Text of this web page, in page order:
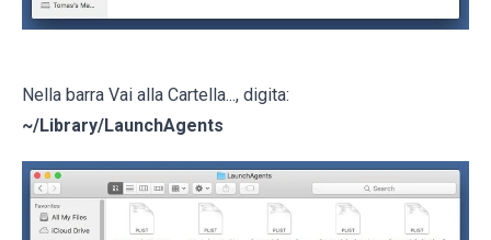
Nella barra Vai alla Cartella..., digita:
~/Library/LaunchAgents